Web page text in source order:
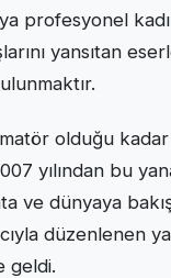
profesyonel
yansıtan
olduğu
yılından bu
ve dünyaya
düzenlenen
geldi.